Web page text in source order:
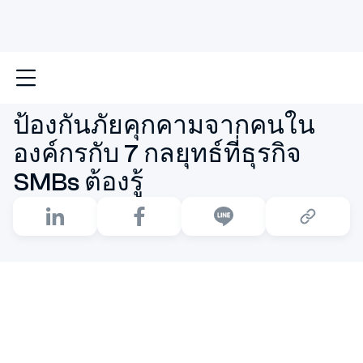
หน้าหลัก
ป้องกันภัยคุกคามจากคนใน
องค์กรกับ 7 กลยุทธ์ที่ธุรกิจ
SMBs ต้องรู้